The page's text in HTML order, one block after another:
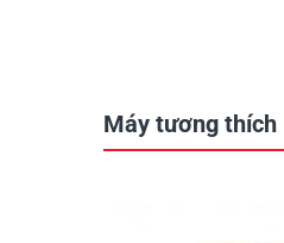
Máy tương thích